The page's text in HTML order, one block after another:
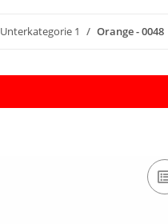
Unterkategorie 1 Orange - 0048